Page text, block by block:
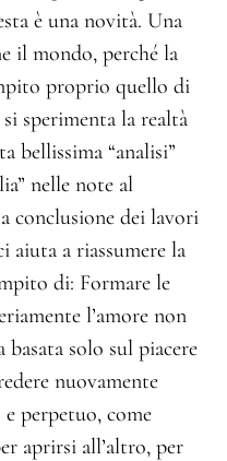
è una novità. Una
il mondo, perché la
proprio quello di
sperimenta la realtà
bellissima “analisi”
nelle note al
conclusione dei lavori
aiuta a riassumere la
di: Formare le
l’amore non
solo sul piacere
nuovamente
perpetuo, come
aprirsi all’altro, per